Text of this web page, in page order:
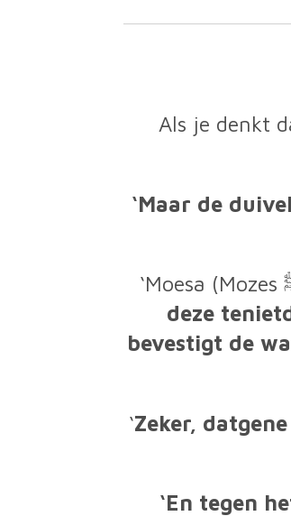
Als je denkt
‘Maar de
deze
bevestigt de
‘Zeker,
‘En tegen